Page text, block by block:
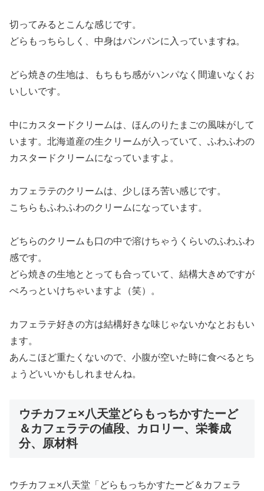
切ってみるとこんな感じです。
どらもっちらしく、中身はパンパンに入っていますね。
どら焼きの生地は、もちもち感がハンパなく間違いなくお
いしいです。
中にカスタードクリームは、ほんのりたまごの風味がして
います。北海道産の生クリームが入っていて、ふわふわの
カスタードクリームになっていますよ。
カフェラテのクリームは、少しほろ苦い感じです。
こちらもふわふわのクリームになっています。
どちらのクリームも口の中で溶けちゃうくらいのふわふわ
感です。
どら焼きの生地ととっても合っていて、結構大きめですが
ぺろっといけちゃいますよ（笑）。
カフェラテ好きの方は結構好きな味じゃないかなとおもい
ます。
あんこほど重たくないので、小腹が空いた時に食べるとち
ょうどいいかもしれませんね。
ウチカフェ×八天堂どらもっちかすたーど
＆カフェラテの値段、カロリー、栄養成
分、原材料
ウチカフェ×八天堂「どらもっちかすたーど＆カフェラ